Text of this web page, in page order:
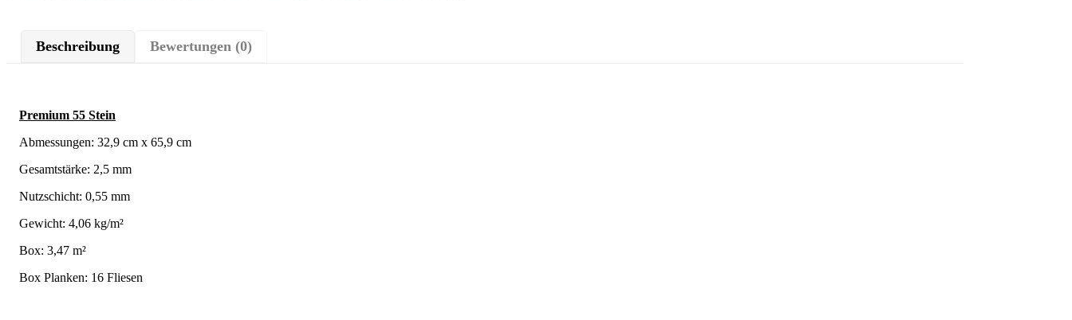
Beschreibung Bewertungen (0)
Premium 55 Stein
Abmessungen: 32,9 cm x 65,9 cm
Gesamtstärke: 2,5 mm
Nutzschicht: 0,55 mm
Gewicht: 4,06 kg/m²
Box: 3,47 m²
Box Planken: 16 Fliesen